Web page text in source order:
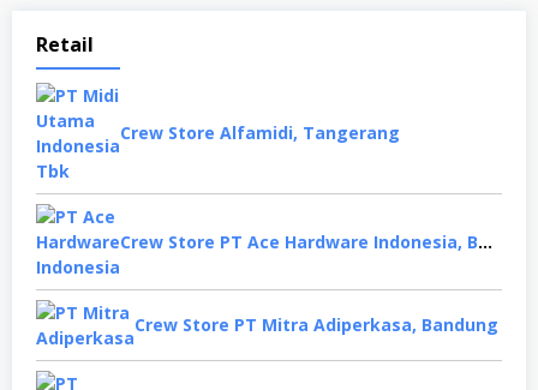
Retail
Crew Store Alfamidi, Tangerang
Crew Store PT Ace Hardware Indonesia, Bekasi
Crew Store PT Mitra Adiperkasa, Bandung